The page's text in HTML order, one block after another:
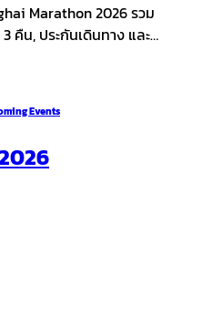
Marathon 2026 รวม
คืน, ประกันเดินทาง และ…
Events